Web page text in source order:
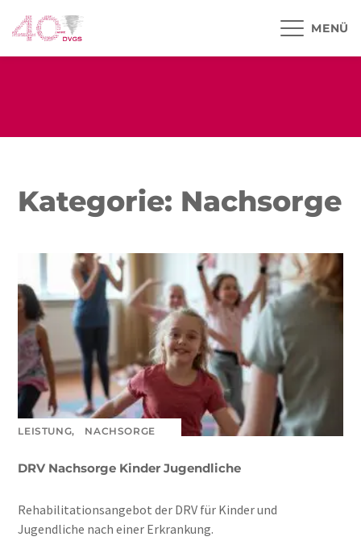
Kategorie: Nachsorge
LEISTUNG, NACHSORGE
DRV Nachsorge Kinder Jugendliche
Rehabilitationsangebot der DRV für Kinder und
Jugendliche nach einer Erkrankung.
MENÜ